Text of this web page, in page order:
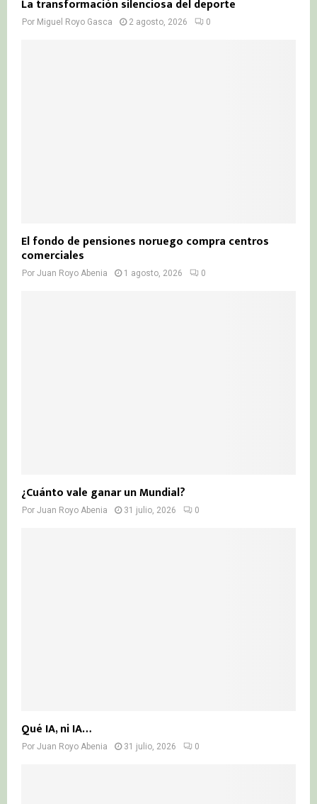
La transformación silenciosa del deporte
Por Miguel Royo Gasca 2 agosto, 2026 0
El fondo de pensiones noruego compra centros
comerciales
Por Juan Royo Abenia 1 agosto, 2026 0
¿Cuánto vale ganar un Mundial?
Por Juan Royo Abenia 31 julio, 2026 0
Qué IA, ni IA…
Por Juan Royo Abenia 31 julio, 2026 0